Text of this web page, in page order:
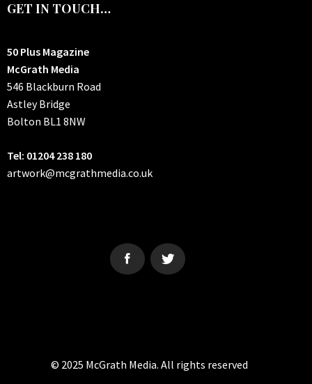
GET IN TOUCH…
50 Plus Magazine
McGrath Media
546 Blackburn Road
Astley Bridge
Bolton BL1 8NW
Tel: 01204 238 180
artwork@mcgrathmedia.co.uk
© 2025 McGrath Media. All rights reserved